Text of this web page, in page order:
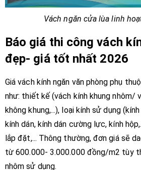
Vách ngăn cửa lùa linh
Báo giá thi công vách
đẹp- giá tốt nhất 2026
Giá vách kính ngăn văn phòng phụ
như: thiết kế (vách kính khung nhôm/
không khung,...), loại kính sử dụng
kính dán, kính dán cường lực, kính
lắp đặt,... Thông thường, đơn giá sẽ
từ 600.000- 3.000.000 đồng/m2 tùy
nhôm sử dụng.